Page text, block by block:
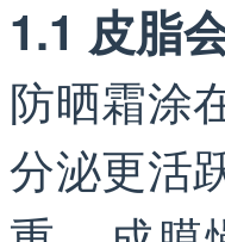
1.1 皮脂
防晒霜涂
分泌更活